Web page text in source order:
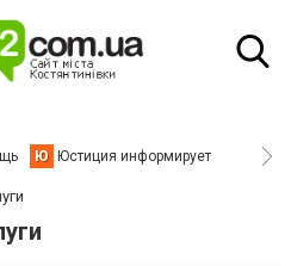
Ю Юстиция информирует